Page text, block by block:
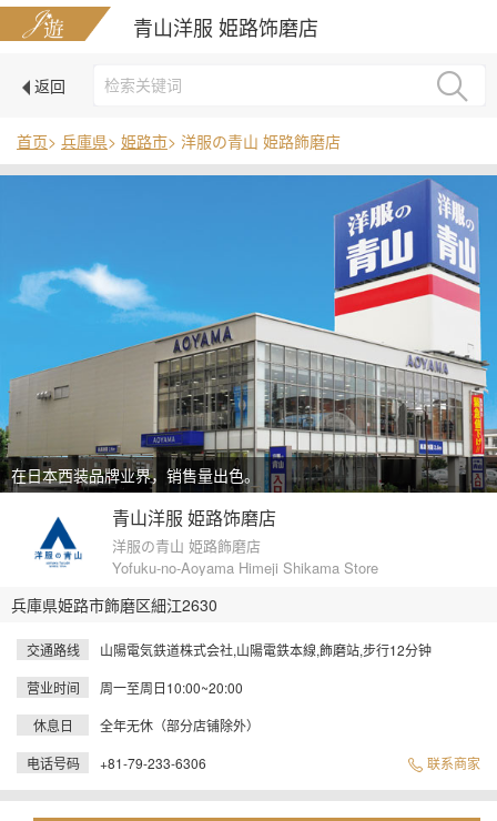
青山洋服 姫路饰磨店
返回
首页> 兵庫県> 姫路市> 洋服の青山 姫路飾磨店
在日本西装品牌业界，销售量出色。
青山洋服 姫路饰磨店
洋服の青山 姫路飾磨店
Yofuku-no-Aoyama Himeji Shikama Store
兵庫県姫路市飾磨区細江2630
交通路线
山陽電気鉄道株式会社,山陽電鉄本線,飾磨站,步行12分钟
营业时间
周一至周日10:00~20:00
休息日
全年无休（部分店铺除外）
电话号码
+81-79-233-6306 联系商家